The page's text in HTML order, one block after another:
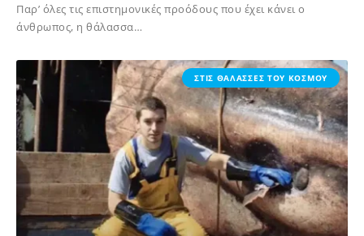
Παρ’ όλες τις επιστημονικές προόδους που έχει κάνει ο
άνθρωπος, η θάλασσα…
ΣΤΙΣ ΘΑΛΑΣΣΕΣ ΤΟΥ ΚΟΣΜΟΥ